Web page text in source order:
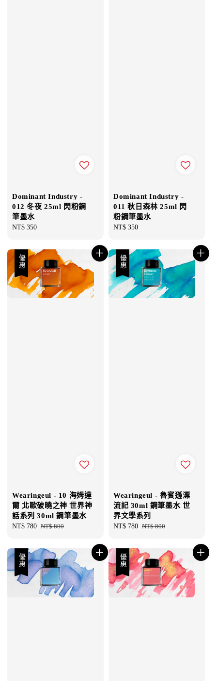
Dominant Industry -
012 冬夜 25ml 閃粉鋼
筆墨水
Regular
NT$ 350
Dominant Industry -
011 秋日森林 25ml 閃
粉鋼筆墨水
Regular
NT$ 350
優惠
Wearingeul - 10 海姆達
爾 北歐破曉之神 世界神
話系列 30ml 鋼筆墨水
Sale
NT$ 780 Regular
NT$ 800
優惠
Wearingeul - 魯賓遜漂
流記 30ml 鋼筆墨水 世
界文學系列
Sale
NT$ 780 Regular
NT$ 800
優惠 優惠